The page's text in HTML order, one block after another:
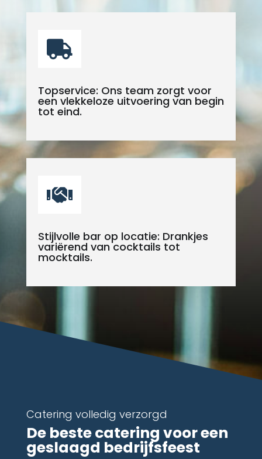

Topservice: Ons team zorgt voor
een vlekkeloze uitvoering van begin
tot eind.

Stijlvolle bar op locatie: Drankjes
variërend van cocktails tot
mocktails.
Catering volledig verzorgd
De beste catering voor een
geslaagd bedrijfsfeest